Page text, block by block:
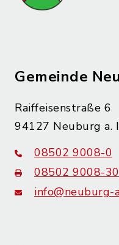
Gemeinde
Raiffeisenstraße 6
94127 Neuburg a.
08502 9008-0
08502 9008-30
info@neuburg-